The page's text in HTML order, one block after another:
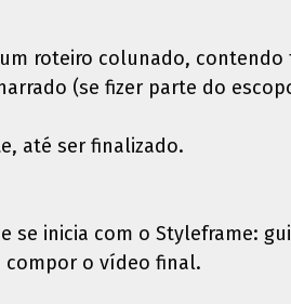
roteiro colunado, contendo
(se fizer parte do
até ser finalizado.
se inicia com o Styleframe:
compor o vídeo final.